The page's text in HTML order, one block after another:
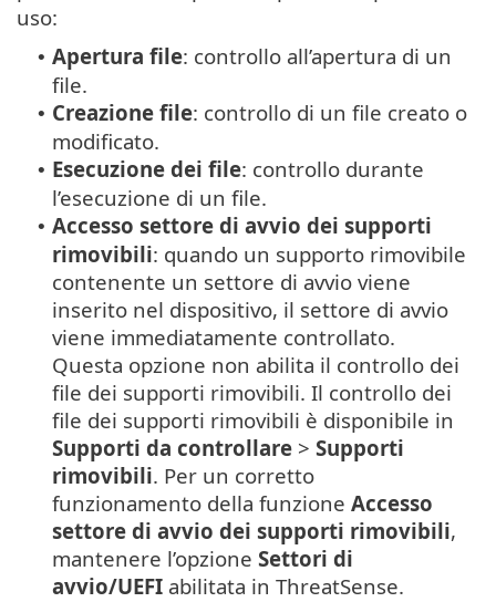
uso:
• Apertura file: controllo all’apertura di un
file.
• Creazione file: controllo di un file creato o
modificato.
• Esecuzione dei file: controllo durante
l’esecuzione di un file.
• Accesso settore di avvio dei supporti
rimovibili: quando un supporto rimovibile
contenente un settore di avvio viene
inserito nel dispositivo, il settore di avvio
viene immediatamente controllato.
Questa opzione non abilita il controllo dei
file dei supporti rimovibili. Il controllo dei
file dei supporti rimovibili è disponibile in
Supporti da controllare > Supporti
rimovibili. Per un corretto
funzionamento della funzione Accesso
settore di avvio dei supporti rimovibili,
mantenere l’opzione Settori di
avvio/UEFI abilitata in ThreatSense.